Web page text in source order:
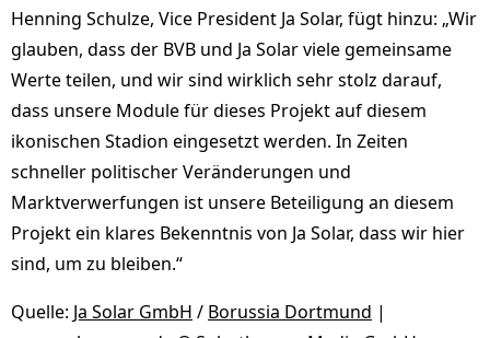
Henning Schulze, Vice President Ja Solar, fügt hinzu: „Wir
glauben, dass der BVB und Ja Solar viele gemeinsame
Werte teilen, und wir sind wirklich sehr stolz darauf,
dass unsere Module für dieses Projekt auf diesem
ikonischen Stadion eingesetzt werden. In Zeiten
schneller politischer Veränderungen und
Marktverwerfungen ist unsere Beteiligung an diesem
Projekt ein klares Bekenntnis von Ja Solar, dass wir hier
sind, um zu bleiben.“
Quelle: Ja Solar GmbH / Borussia Dortmund |